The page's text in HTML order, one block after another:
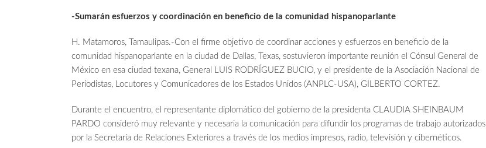
-Sumarán esfuerzos y coordinación en beneficio de la comunidad hispanoparlante
H. Matamoros, Tamaulipas.-Con el firme objetivo de coordinar acciones y esfuerzos en beneficio de la
comunidad hispanoparlante en la ciudad de Dallas, Texas, sostuvieron importante reunión el Cónsul General de
México en esa ciudad texana, General LUIS RODRÍGUEZ BUCIO, y el presidente de la Asociación Nacional de
Periodistas, Locutores y Comunicadores de los Estados Unidos (ANPLC-USA), GILBERTO CORTEZ.
Durante el encuentro, el representante diplomático del gobierno de la presidenta CLAUDIA SHEINBAUM
PARDO consideró muy relevante y necesaria la comunicación para difundir los programas de trabajo autorizados
por la Secretaría de Relaciones Exteriores a través de los medios impresos, radio, televisión y cibernéticos.